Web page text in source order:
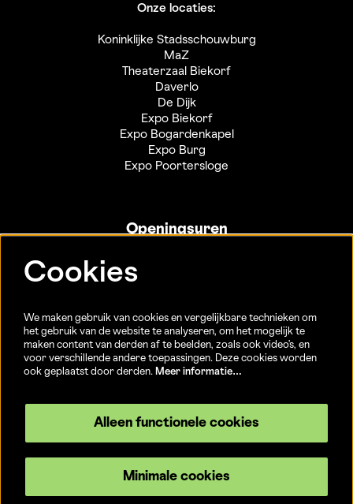
Onze locaties:
Koninklijke Stadsschouwburg
MaZ
Theaterzaal Biekorf
Daverlo
De Dijk
Expo Biekorf
Expo Bogardenkapel
Expo Burg
Expo Poortersloge
Openingsuren
Sint-Jakobsstraat 20
15/08)
Cookies
We maken gebruik van cookies en vergelijkbare technieken om
het gebruik van de website te analyseren, om het mogelijk te
maken content van derden af te beelden, zoals ook video’s, en
voor verschillende andere toepassingen. Deze cookies worden
ook geplaatst door derden. Meer informatie…
Alleen functionele cookies
Minimale cookies